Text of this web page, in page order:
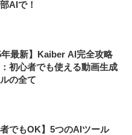
AIで！
年最新】Kaiber AI完全攻略
初心者でも使える動画生成
の全て
者でもOK】5つのAIツール